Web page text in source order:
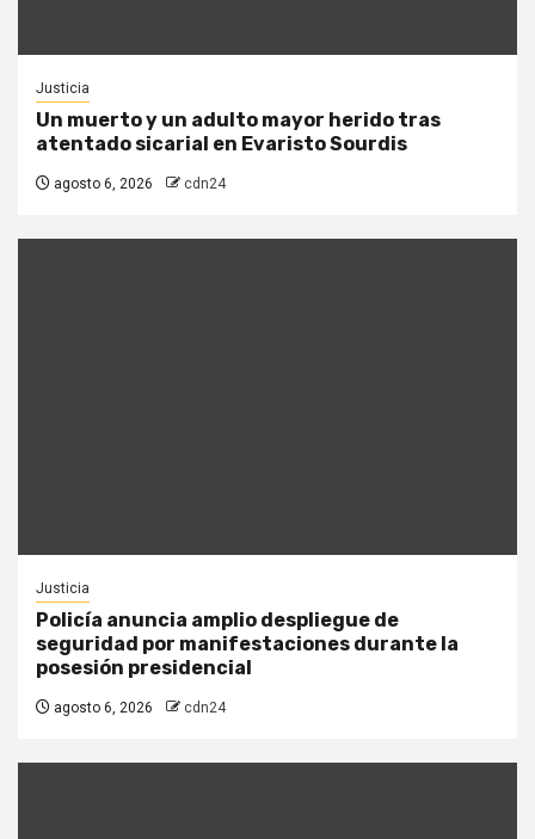
Justicia
Un muerto y un adulto mayor herido tras
atentado sicarial en Evaristo Sourdis
agosto 6, 2026 cdn24
Justicia
Policía anuncia amplio despliegue de
seguridad por manifestaciones durante la
posesión presidencial
agosto 6, 2026 cdn24